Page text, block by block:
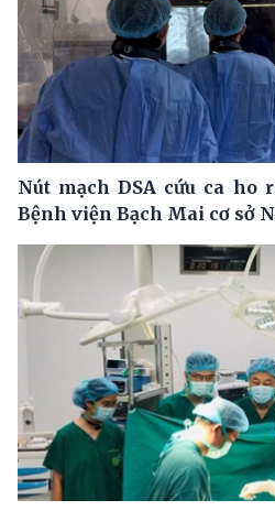
Nút mạch DSA cứu ca ho
Bệnh viện Bạch Mai cơ sở